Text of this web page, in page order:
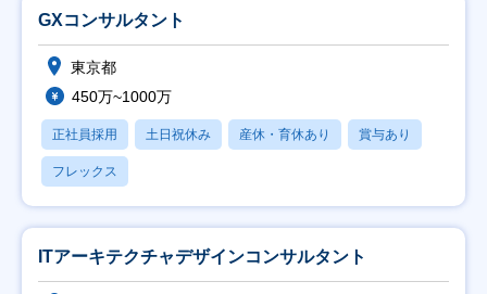
GXコンサルタント
東京都
450万~1000万
正社員採用 土日祝休み 産休・育休あり 賞与あり
フレックス
ITアーキテクチャデザインコンサルタント